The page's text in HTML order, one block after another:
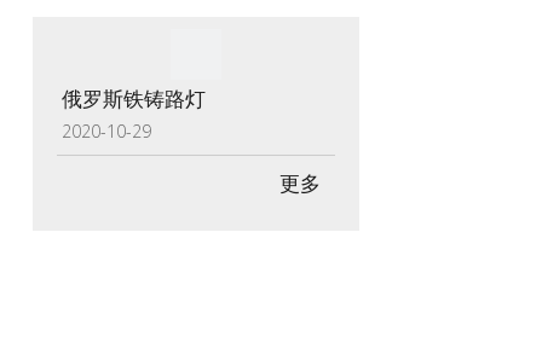
俄罗斯铁铸路灯
2020-10-29
更多